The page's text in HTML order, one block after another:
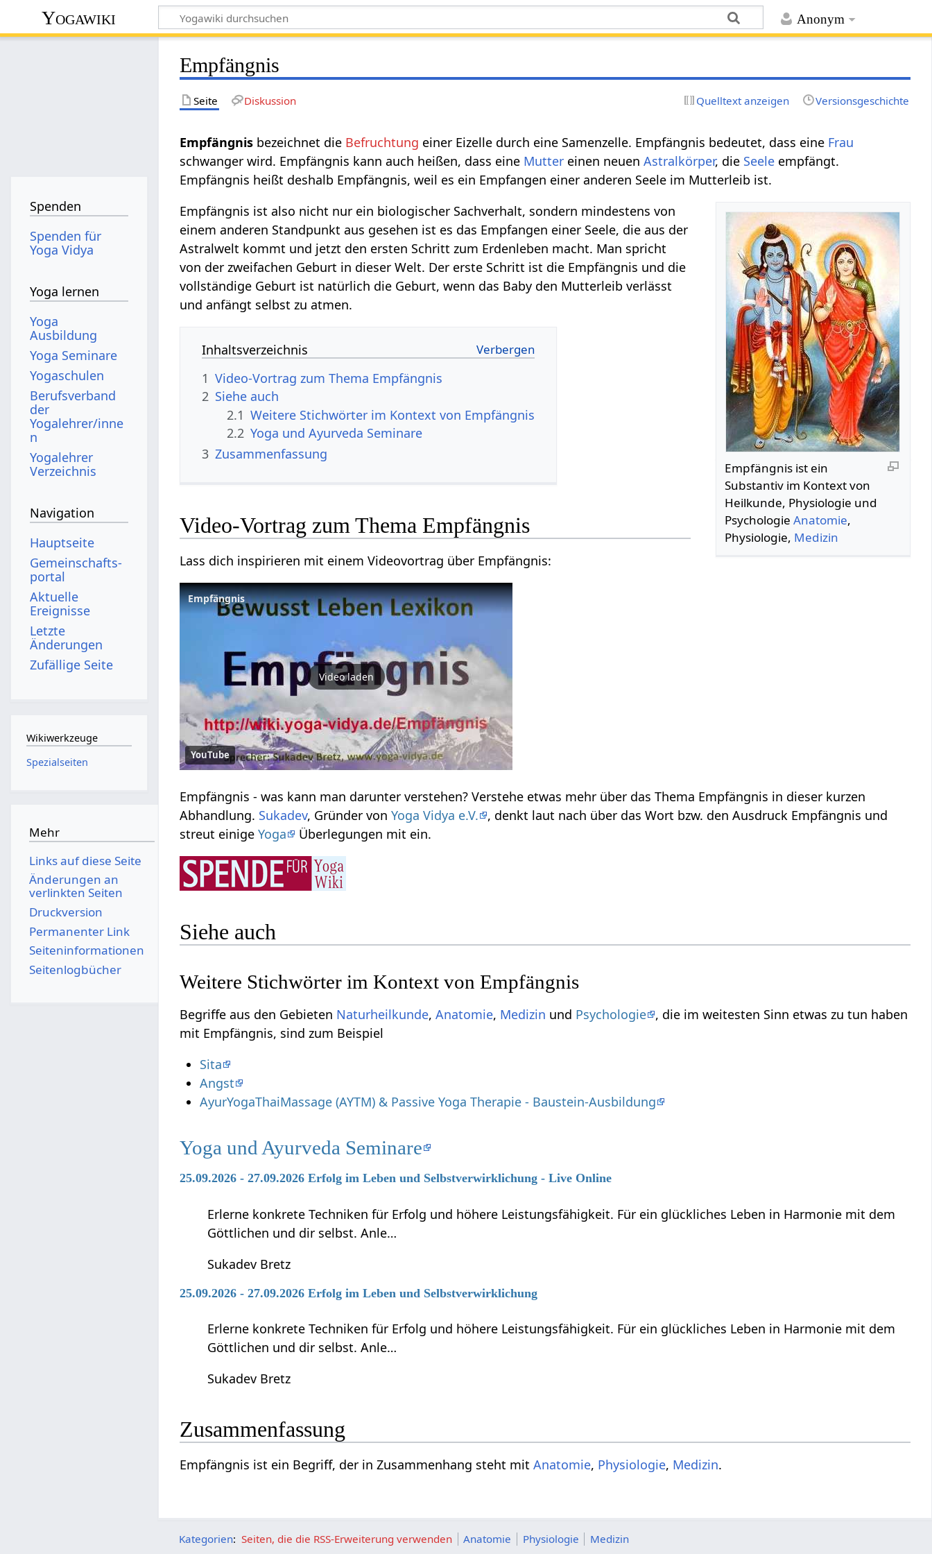
Anonym
Yogawiki
Empfängnis
Seite Diskussion Quelltext anzeigen Versionsgeschichte
Empfängnis bezeichnet die Befruchtung einer Eizelle durch eine Samenzelle. Empfängnis bedeutet, dass eine Frau
schwanger wird. Empfängnis kann auch heißen, dass eine Mutter einen neuenAstralkörper, die Seele empfängt.
Empfängnis heißt deshalb Empfängnis, weil es ein Empfangen einer anderen Seele im Mutterleib ist.
Empfängnis‏‎ ist ein
Substantiv im Kontext von
Heilkunde, Physiologie und
PsychologieAnatomie,
Physiologie, Medizin
Empfängnis ist also nicht nur ein biologischer Sachverhalt, sondern mindestens von
einem anderen Standpunkt aus gesehen ist es das Empfangen einer Seele, die aus der
Astralwelt kommt und jetzt den ersten Schritt zum Erdenleben macht. Man spricht
von der zweifachen Geburt in dieser Welt. Der erste Schritt ist die Empfängnis und die
vollständige Geburt ist natürlich die Geburt, wenn das Baby den Mutterleib verlässt
und anfängt selbst zu atmen.
Inhaltsverzeichnis
1
2 Siehe auch
2.1
2.2 Yoga und Ayurveda Seminare
3 Zusammenfassung
Lass dich inspirieren mit einem Videovortrag über Empfängnis‏‎:
Empfängnis
Video laden
YouTube
Empfängnis‏‎ - was kann man darunter verstehen? Verstehe etwas mehr über das Thema Empfängnis‏‎ in dieser kurzen
Abhandlung. Sukadev, Gründer vonYoga Vidya e.V.
, denkt laut nach über das Wort bzw. den Ausdruck Empfängnis‏‎ und
streut einigeYoga Überlegungen mit ein.
Siehe auch
Begriffe aus den Gebieten Naturheilkunde,Anatomie, Medizin und Psychologie , die im weitesten Sinn etwas zu tun haben
mit Empfängnis‏‎, sind zum Beispiel
Sita
Angst
AyurYogaThaiMassage (AYTM) & Passive Yoga Therapie - Baustein-Ausbildung
Yoga und Ayurveda Seminare
25.09.2026 - 27.09.2026 Erfolg im Leben und Selbstverwirklichung - Live Online
Erlerne konkrete Techniken für Erfolg und höhere Leistungsfähigkeit. Für ein glückliches Leben in Harmonie mit dem
Göttlichen und dir selbst. Anle…
Sukadev Bretz
25.09.2026 - 27.09.2026 Erfolg im Leben und Selbstverwirklichung
Erlerne konkrete Techniken für Erfolg und höhere Leistungsfähigkeit. Für ein glückliches Leben in Harmonie mit dem
Göttlichen und dir selbst. Anle…
Sukadev Bretz
Zusammenfassung
Empfängnis‏‎ ist ein Begriff, der in Zusammenhang steht mitAnatomie, Physiologie, Medizin.
Kategorien: Seiten, die die RSS-Erweiterung verwenden Anatomie Physiologie Medizin
Spenden
Spenden für
Yoga Vidya
Yoga lernen
Yoga
Ausbildung
Yoga Seminare
Yogaschulen
Berufsverband
der
Yogalehrer/inne
n
Yogalehrer
Verzeichnis
Navigation
Hauptseite
Gemeinschafts­
portal
Aktuelle
Ereignisse
Letzte
Änderungen
Zufällige Seite
Wikiwerkzeuge
Spezialseiten
Mehr
Links auf diese Seite
Änderungen an
verlinkten Seiten
Druckversion
Permanenter Link
Seiten­­informationen
Seitenlogbücher